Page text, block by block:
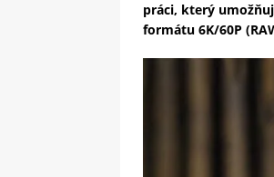
práci, který
formátu 6K/60P